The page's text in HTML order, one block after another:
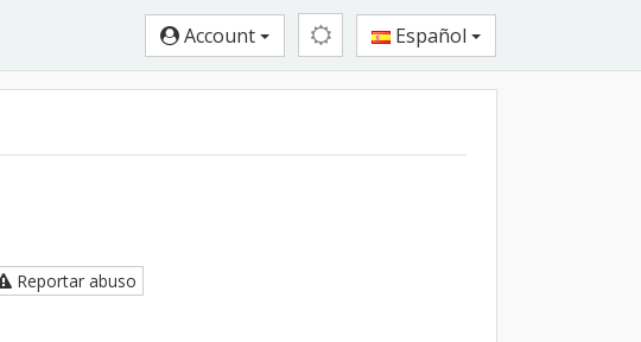
Account Español
Reportar abuso